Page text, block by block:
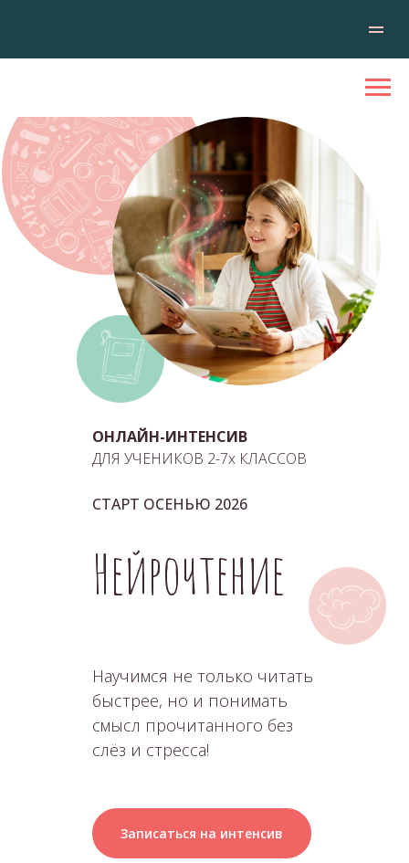
Нейрочтение
Записаться на интенсив
ОНЛАЙН-ИНТЕНСИВ
ДЛЯ УЧЕНИКОВ 2-7х КЛАССОВ
Научимся не только читать
быстрее, но и понимать
смысл прочитанного без
слёз и стресса!
СТАРТ ОСЕНЬЮ 2026